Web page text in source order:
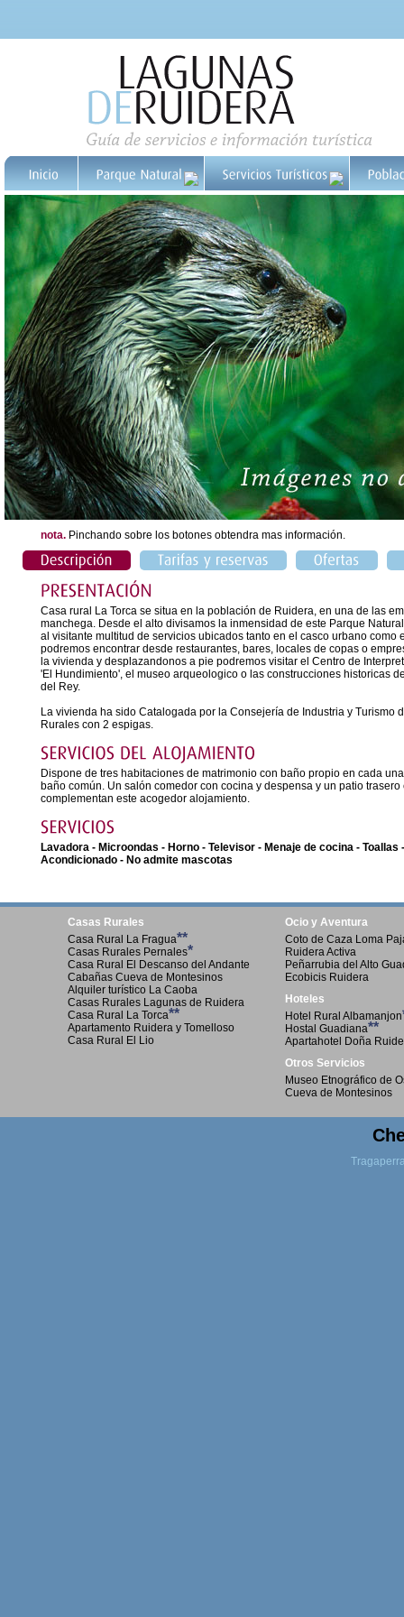
nota. Pinchando sobre los botones obtendra mas información.
Casa rural La Torca se situa en la población de Ruidera, en una de las
manchega. Desde el alto divisamos la inmensidad de este Parque
al visitante multitud de servicios ubicados tanto en el casco urbano
podremos encontrar desde restaurantes, bares, locales de copas o
la vivienda y desplazandonos a pie podremos visitar el Centro de
'El Hundimiento', el museo arqueologico o las construcciones historicas
del Rey.
La vivienda ha sido Catalogada por la Consejería de Industria y Turismo
Rurales con 2 espigas.
Dispone de tres habitaciones de matrimonio con baño propio en cada
baño común. Un salón comedor con cocina y despensa y un patio
complementan este acogedor alojamiento.
Lavadora - Microondas - Horno - Televisor - Menaje de cocina -
Acondicionado - No admite mascotas
Casas Rurales
Casa Rural La Fragua**
Casas Rurales Pernales*
Casa Rural El Descanso del Andante
Cabañas Cueva de Montesinos
Alquiler turístico La Caoba
Casas Rurales Lagunas de Ruidera
Casa Rural La Torca**
Apartamento Ruidera y Tomelloso
Casa Rural El Lio
Ocio y Aventura
Coto de Caza Loma
Ruidera Activa
Peñarrubia del Alto
Ecobicis Ruidera
Hoteles
Hotel Rural Albamanjon
Hostal Guadiana**
Apartahotel Doña
Otros Servicios
Museo Etnográfico de
Cueva de Montesinos